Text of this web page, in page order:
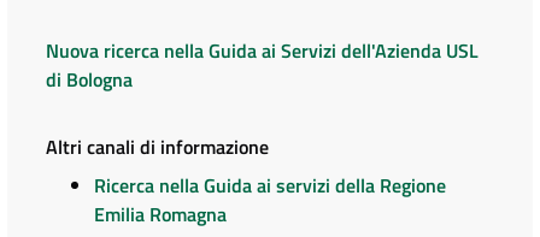
Nuova ricerca nella Guida ai Servizi dell'Azienda USL
di Bologna
Altri canali di informazione
Ricerca nella Guida ai servizi della Regione
Emilia Romagna